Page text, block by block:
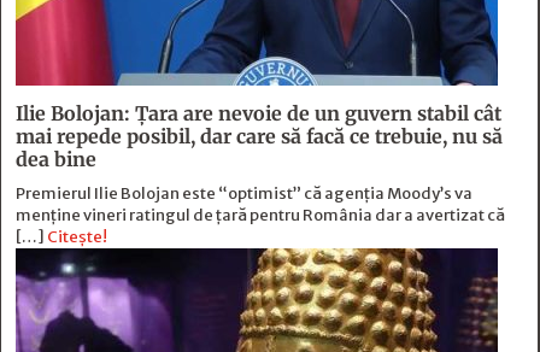
Ilie Bolojan: Țara are nevoie de un guvern stabil cât
mai repede posibil, dar care să facă ce trebuie, nu să
dea bine
Premierul Ilie Bolojan este “optimist” că agenția Moody’s va
menține vineri ratingul de țară pentru România dar a avertizat că
[…] Citește!